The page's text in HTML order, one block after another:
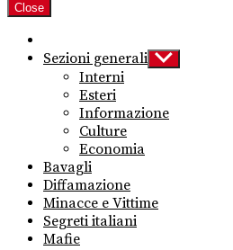
Close
Sezioni generali Show
sub
Interni
Esteri
Informazione
Culture
Economia
Bavagli
Diffamazione
Minacce e Vittime
Segreti italiani
Mafie